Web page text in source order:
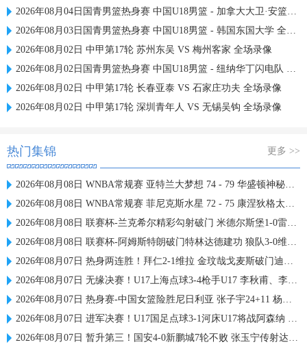
2026年08月04日国青男篮热身赛 中国U18男篮 - 加拿大大卫·安篮球学院 全场录像
2026年08月03日国青男篮热身赛 中国U18男篮 - 韩国东国大学 全场录像
2026年08月02日 中甲第17轮 苏州东吴 VS 梅州客家 全场录像
2026年08月02日国青男篮热身赛 中国U18男篮 - 纽纳华丁闪电队 全场录像
2026年08月02日 中甲第17轮 长春亚泰 VS 石家庄功夫 全场录像
2026年08月02日 中甲第17轮 深圳青年人 VS 无锡吴钩 全场录像
热门集锦 更多 >>
2026年08月08日 WNBA常规赛 亚特兰大梦想 74 - 79 华盛顿神秘人 全场集锦
2026年08月08日 WNBA常规赛 菲尼克斯水星 72 - 75 康涅狄格太阳 全场集锦
2026年08月08日 联赛杯-兰克希尔精彩勾射破门 米德尔斯堡1-0雷克瑟姆
2026年08月08日 联赛杯-阿姆斯特朗破门特林达德建功 狼队3-0维尔港
2026年08月07日 热身两连胜！拜仁2-1维拉 金玟哉戈麦斯破门迪亚斯替补建功
2026年08月07日 无缘决赛！U17上海点球3-4枪手U17 李秋甫、李文博失点王启戎扑点
2026年08月07日 热身赛-中国女篮险胜尼日利亚 张子宇24+11 杨舒予12+6
2026年08月07日 进军决赛！U17国足点球3-1河床U17将战阿森纳 江宇涵替补两扑点
2026年08月07日 暂升第三！国安4-0新鹏城7轮不败 张玉宁传射达万双响法比奥破门